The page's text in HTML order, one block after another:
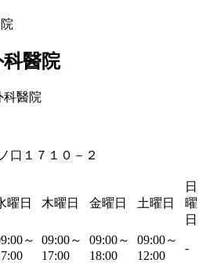
醫院
口１７１０－２
曜日 木曜日 金曜日 土曜日
日
曜
日
～
09:00～
17:00
09:00～
18:00
09:00～
12:00
-